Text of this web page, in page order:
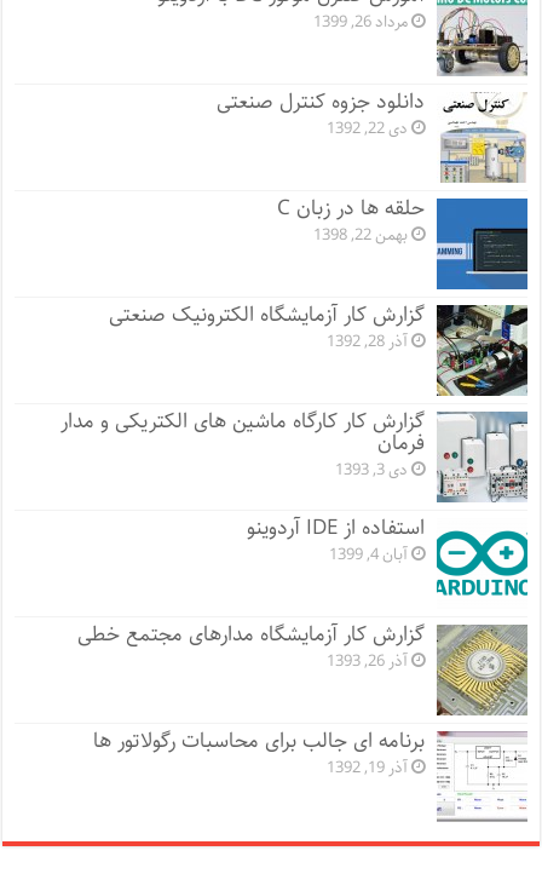
مرداد 26, 1399
دانلود جزوه کنترل صنعتی
دی 22, 1392
حلقه ها در زبان C
بهمن 22, 1398
گزارش کار آزمایشگاه الکترونیک صنعتی
آذر 28, 1392
گزارش کار کارگاه ماشین های الکتریکی و مدار
فرمان
دی 3, 1393
استفاده از IDE آردوینو
آبان 4, 1399
گزارش کار آزمایشگاه مدارهای مجتمع خطی
آذر 26, 1393
برنامه ای جالب برای محاسبات رگولاتور ها
آذر 19, 1392